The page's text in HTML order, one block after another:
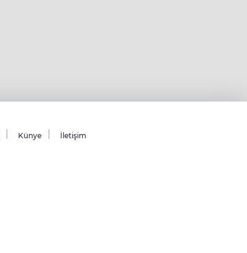
Künye İletişim